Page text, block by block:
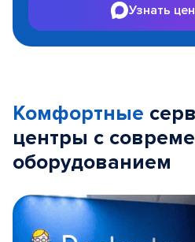
Узнать
Комфортные
центры с
оборудованием